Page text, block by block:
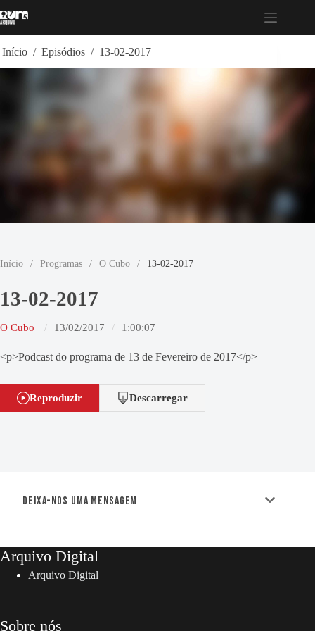
para
Início / Episódios / 13-02-2017
Início / Programas / O Cubo / 13-02-2017
13-02-2017
O Cubo 13/02/2017 1:00:07
<p>Podcast do programa de 13 de Fevereiro de 2017</p>
Reproduzir Descarregar
Deixa-nos uma mensagem
Arquivo Digital
Arquivo Digital
Sobre nós